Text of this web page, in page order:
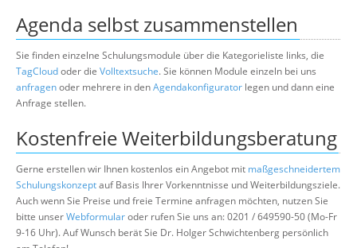
Agenda selbst zusammenstellen
Sie finden einzelne Schulungsmodule über die Kategorieliste links, die
TagCloudoder die Volltextsuche. Sie können Module einzeln bei uns
anfragenoder mehrere in denAgendakonfigurator legen und dann eine
Anfrage stellen.
Kostenfreie Weiterbildungsberatung
Gerne erstellen wir Ihnen kostenlos ein Angebot mit maßgeschneidertem
Schulungskonzeptauf Basis Ihrer Vorkenntnisse und Weiterbildungsziele.
Auch wenn Sie Preise und freie Termine anfragen möchten, nutzen Sie
bitte unserWebformularoder rufen Sie uns an: 0201 / 649590-50 (Mo-Fr
9-16 Uhr). Auf Wunsch berät Sie Dr. Holger Schwichtenberg persönlich